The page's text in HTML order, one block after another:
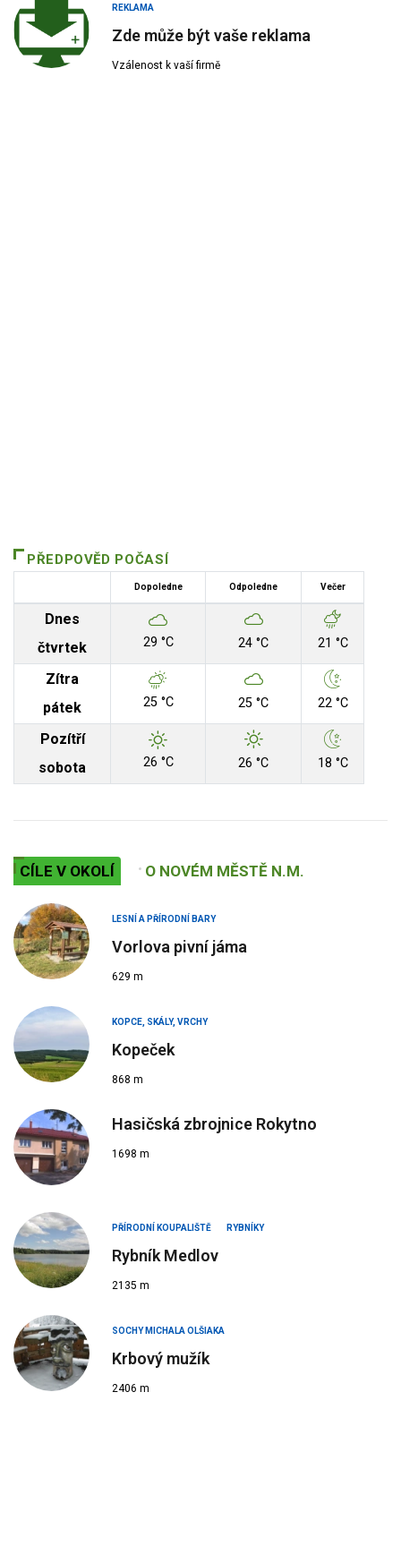
REKLAMA
Zde může být vaše reklama
Vzálenost k vaší firmě
PŘEDPOVĚD POČASÍ
Dopoledne Odpoledne Večer
Dnes
čtvrtek
29 °C 24 °C 21 °C
Zítra
pátek
25 °C 25 °C 22 °C
Pozítří
sobota
26 °C 26 °C 18 °C
CÍLE V OKOLÍ O NOVÉM MĚSTĚ N.M.
LESNÍ A PŘÍRODNÍ BARY
Vorlova pivní jáma
629 m
KOPCE, SKÁLY, VRCHY
Kopeček
868 m
Hasičská zbrojnice Rokytno
1698 m
PŘÍRODNÍ KOUPALIŠTĚ RYBNÍKY
Rybník Medlov
2135 m
SOCHY MICHALA OLŠIAKA
Krbový mužík
2406 m